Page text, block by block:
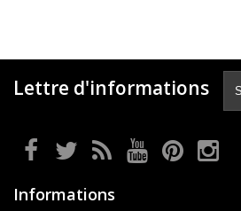
Lettre d'informations
Informations